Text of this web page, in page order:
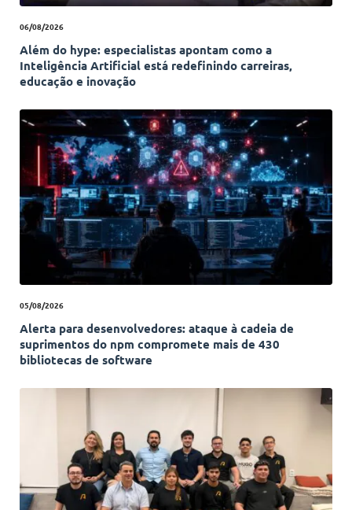
06/08/2026
Além do hype: especialistas apontam como a
Inteligência Artificial está redefinindo carreiras,
educação e inovação
05/08/2026
Alerta para desenvolvedores: ataque à cadeia de
suprimentos do npm compromete mais de 430
bibliotecas de software